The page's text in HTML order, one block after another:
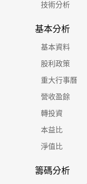
技術分析
基本分析
基本資料
股利政策
重大行事曆
營收盈餘
轉投資
本益比
淨值比
籌碼分析